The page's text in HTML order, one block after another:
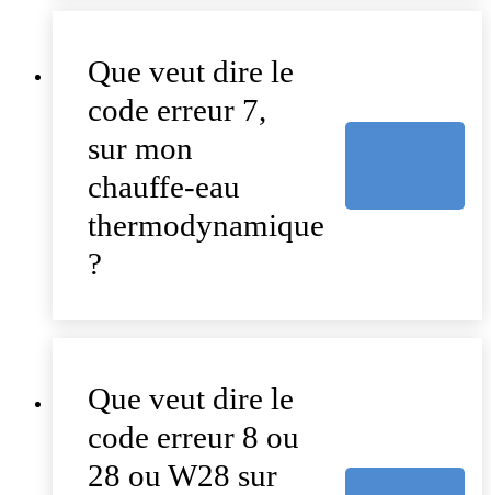
Que veut dire le
code erreur 7,
sur mon
chauffe-eau
thermodynamique
?
Que veut dire le
code erreur 8 ou
28 ou W28 sur